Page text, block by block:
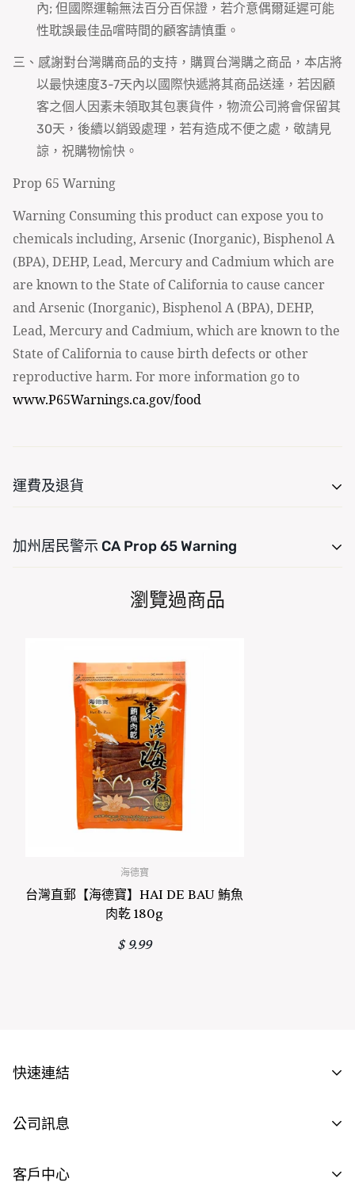
內; 但國際運輸無法百分百保證，若介意偶爾延遲可能
性耽誤最佳品嚐時間的顧客請慎重。
三、感謝對台灣購商品的支持，購買台灣購之商品，本店將
以最快速度3-7天內以國際快遞將其商品送達，若因顧
客之個人因素未領取其包裹貨件，物流公司將會保留其
30天，後續以銷毀處理，若有造成不便之處，敬請見
諒，祝購物愉快。
Prop 65 Warning
Warning Consuming this product can expose you to
chemicals including, Arsenic (Inorganic), Bisphenol A
(BPA), DEHP, Lead, Mercury and Cadmium which are
are known to the State of California to cause cancer
and Arsenic (Inorganic), Bisphenol A (BPA), DEHP,
Lead, Mercury and Cadmium, which are known to the
State of California to cause birth defects or other
reproductive harm. For more information go to
www.P65Warnings.ca.gov/food
運費及退貨
用運費計算器查看運費。我們希望您對您的購買感到 100%
加州居民警示 CA Prop 65 Warning
For CA residency, warning Consuming this product can
expose you to chemicals including, Arsenic (Inorganic),
cancer and Arsenic (Inorganic), Bisphenol A (BPA),
DEHP, Lead, Mercury and Cadmium, which are known
to the State of California to cause birth defects or other
reproductive harm. For more information go to
www.P65Warnings.ca.gov/food
瀏覽過商品
海德寶
台灣直郵【海德寶】HAI DE BAU 鮪魚
肉乾 180g
正常價格
$ 9.99
快速連結
批發商資格申請
公司訊息
聯繫我們
客戶中心